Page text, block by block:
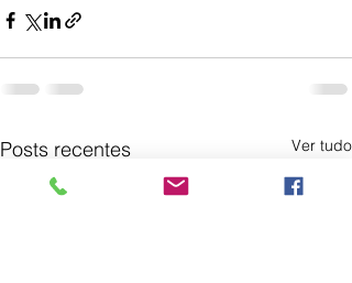
Posts recentes Ver tudo